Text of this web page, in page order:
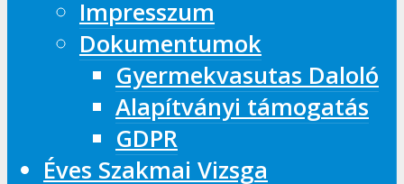
Impresszum
Dokumentumok
Gyermekvasutas Daloló
Alapítványi támogatás
GDPR
Éves Szakmai Vizsga